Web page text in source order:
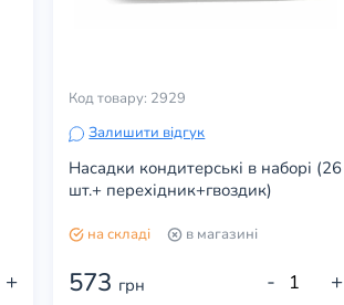
+
Код товару: 2929
Залишити відгук
Насадки кондитерські в наборі (26
шт.+ перехідник+гвоздик)
на складі в магазині
573 грн - +